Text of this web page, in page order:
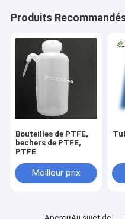
Produits
Bouteilles de PTFE,
bechers de PTFE,
PTFE
Meilleur prix